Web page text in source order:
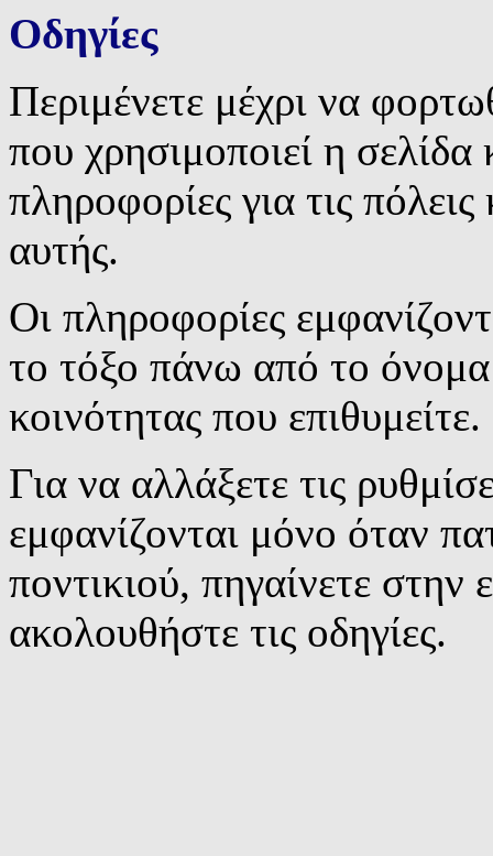
Οδηγίες
Περιμένετε μέχρι να
που χρησιμοποιεί η σελίδα
πληροφορίες για τις
αυτής.
Οι πληροφορίες
το τόξο πάνω από το
κοινότητας που επιθυμείτε.
Για να αλλάξετε τις
εμφανίζονται μόνο όταν
ποντικιού, πηγαίνετε στην
ακολουθήστε τις οδηγίες.